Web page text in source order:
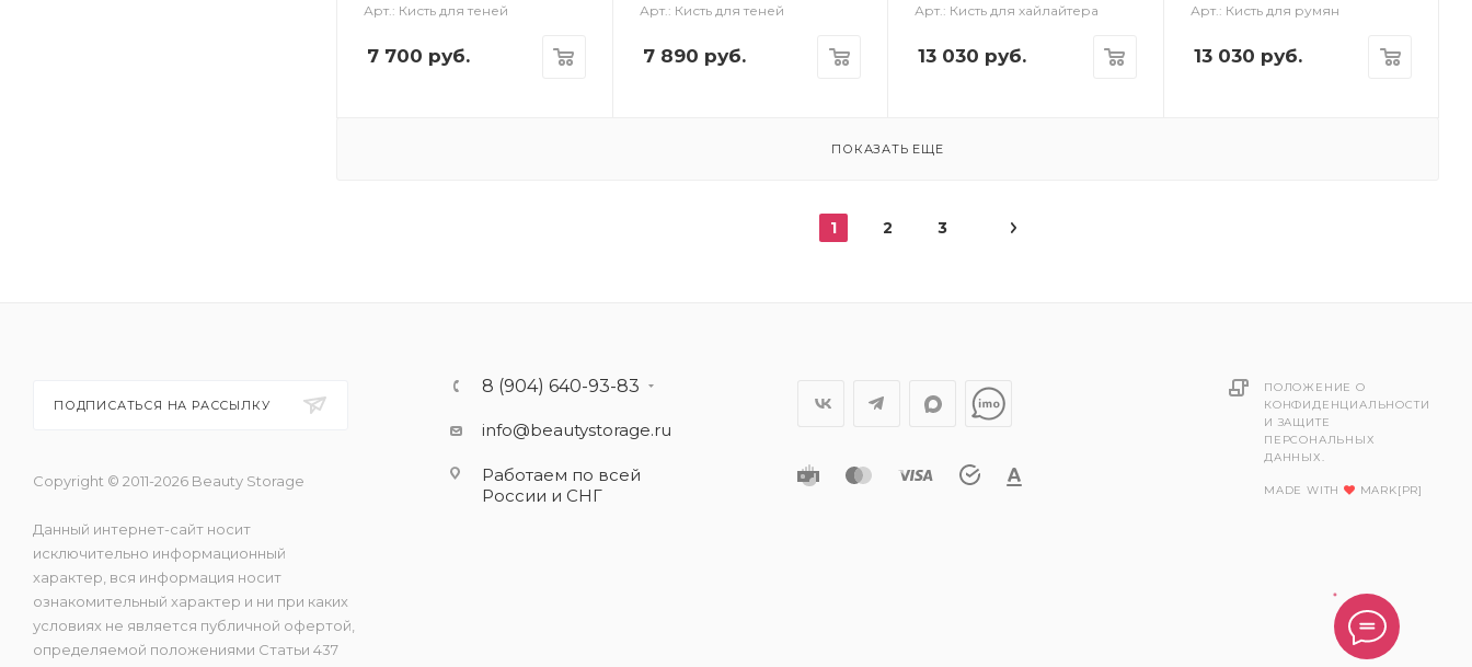
Арт.: Кисть для теней
7 700 руб.
Арт.: Кисть для теней
7 890 руб.
Арт.: Кисть для хайлайтера
13 030 руб.
Арт.: Кисть для румян
13 030 руб.
ПОКАЗАТЬ ЕЩЕ
1 2 3
ПОДПИСАТЬСЯ НА РАССЫЛКУ
Copyright © 2011-2026 Beauty Storage
Данный интернет-сайт носит
исключительно информационный
характер, вся информация носит
ознакомительный характер и ни при каких
условиях не является публичной офертой,
определяемой положениями Статьи 437
8 (904) 640-93-83
info@beautystorage.ru
Работаем по всей
России и СНГ
ПОЛОЖЕНИЕ О
КОНФИДЕНЦИАЛЬНОСТИ
И ЗАЩИТЕ
ПЕРСОНАЛЬНЫХ
ДАННЫХ.
MADE WITH MARK[PR]